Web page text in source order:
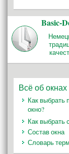
Basic-
Всё об окнах
Как выбрать
окно?
Как выбрать
Состав окна
Словарь